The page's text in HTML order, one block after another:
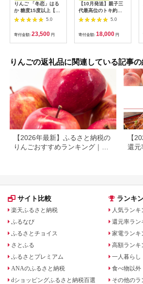
りんご 「冬恋」はる
か 糖度15度以上【先
行予約 12月発送予
定】 数量限定 岩手県
産 りんご リンゴ 林檎
冬恋 はるか フルーツ
くだもの 果物 【冬恋
5.0
寄付金額: 23,500 円
【10月発送】親子三
代最高位のトキ約
5kg【全国ふじコンテ
スト最高賞受賞農園・
平川市広船産りんご】
5.0
寄付金額: 18,000 円
りんごの返礼品に関連している記事
【2026年最新】ふるさと納税の
りんごおすすめランキング｜還
【
還元
サイト比較
楽天ふるさと納税
ふるなび
ふるさとチョイス
さとふる
ふるさとプレミアム
ANAのふるさと納税
dショッピングふるさと納税百選
ランキ
人気ランキ
還元率ラン
家電ランキ
高額ランキ
一人暮らし
食べ物以外
その他のラ